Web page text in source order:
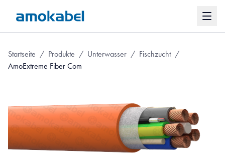
Startseite / Produkte / Unterwasser / Fischzucht /
AmoExtreme Fiber Com